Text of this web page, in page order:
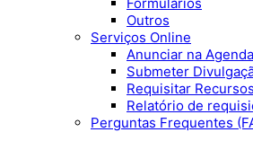
Formulários
Outros
Serviços Online
Anunciar na
Submeter
Requisitar
Relatório de
Perguntas Frequentes